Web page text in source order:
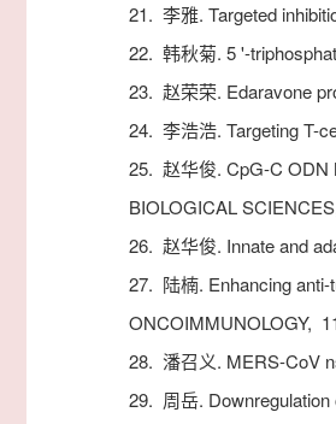
21. 李雅. Targeted
22. 韩秋菊. 5 '-
23. 赵荣荣. Edaravone
24. 李浩浩. Targeting T-
25. 赵华俊. CpG-C ODN
BIOLOGICAL
26. 赵华俊. Innate and
27. 陆楠. Enhancing
ONCOIMMUNOLOGY,
28. 潘召义. MERS-CoV
29. 周岳.